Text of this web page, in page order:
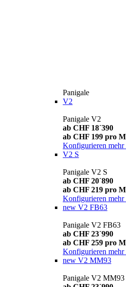
Panigale
V2
Panigale V2
ab CHF 18´390
ab CHF 199 pro
Konfigurieren mehr
V2 S
Panigale V2 S
ab CHF 20´890
ab CHF 219 pro
Konfigurieren mehr
new V2 FB63
Panigale V2 FB63
ab CHF 23´990
ab CHF 259 pro
Konfigurieren mehr
new V2 MM93
Panigale V2 MM93